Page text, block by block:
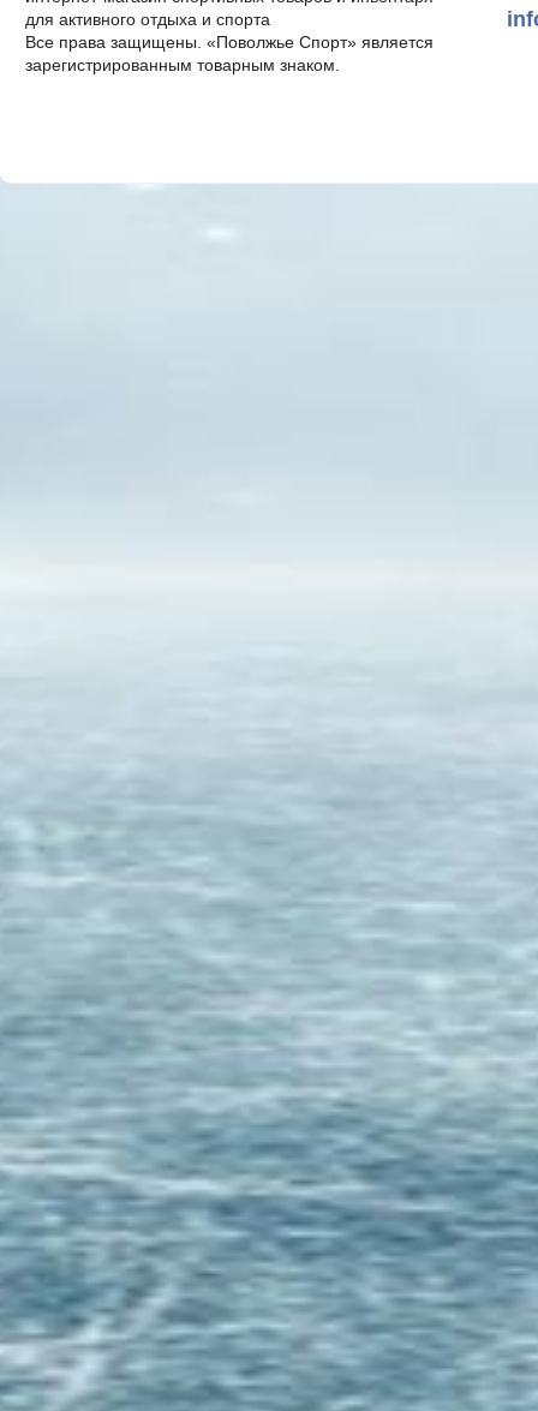
для активного отдыха и спорта
Все права защищены. «Поволжье Спорт» является
зарегистрированным товарным знаком.